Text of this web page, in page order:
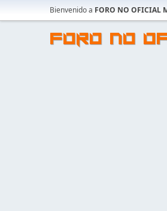
Bienvenido a FORO NO OFICIAL
FORO NO